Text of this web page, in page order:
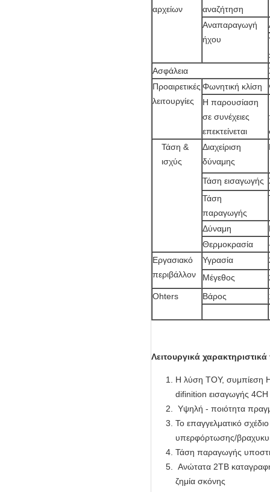
αρχείων
αναζήτηση
Αναπαραγωγή
ήχου
Ασφάλεια
Προαιρετικές
λειτουργίες
Φωνητική κλίση
Η παρουσίαση
σε συνέχειες
επεκτείνεται
Τάση &
ισχύς
Διαχείριση
δύναμης
Τάση εισαγωγής
Τάση
παραγωγής
Δύναμη
Θερμοκρασία
Εργασιακό
περιβάλλον
Υγρασία
Μέγεθος
Ohters
Βάρος
Λειτουργικά
Η λύση ΤΟΥ, συμπίεση
difinition εισαγωγής
Υψηλή - ποιότητα
Το επαγγελματικό
υπερφόρτωσης/
Τάση παραγωγής
Ανώτατα 2TB
ζημία σκόνης